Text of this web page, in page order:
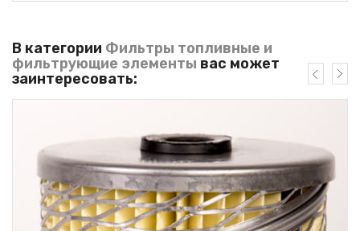
В категории Фильтры топливные и
фильтрующие элементы вас может
заинтересовать: